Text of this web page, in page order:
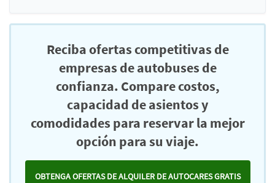
Reciba ofertas competitivas de
empresas de autobuses de
confianza. Compare costos,
capacidad de asientos y
comodidades para reservar la mejor
opción para su viaje.
OBTENGA OFERTAS DE ALQUILER DE AUTOCARES GRATIS